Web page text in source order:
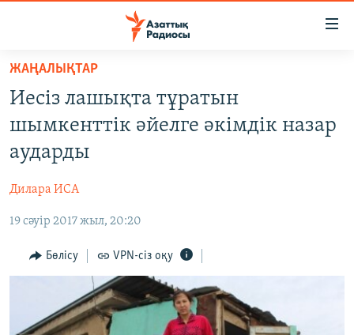
Skip
main
content
to
main
Navigation
Skip
Search
АДАМ ҚҰҚЫҚТАРЫ
ӘЛЕУМЕТ
ӘЛЕМ
АРНАЙЫ ЖОБАЛАР
Русский
ЖАҢАЛЫҚТАР
Иесіз лашықта тұратын
шымкенттік әйелге әкімдік назар
аударды
Дилара ИСА
19 сәуір 2017 жыл, 20:20
Бөлісу VPN-сіз оқу